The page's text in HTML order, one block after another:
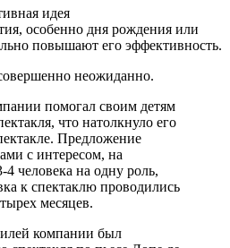
идея
особенно дня рождения или
повышают его эффективность.
неожиданно.
помогал своим детям
что натолкнуло его
Предложение
с интересом, на
4 человека на одну роль,
к спектаклю проводились
месяцев.
компании был